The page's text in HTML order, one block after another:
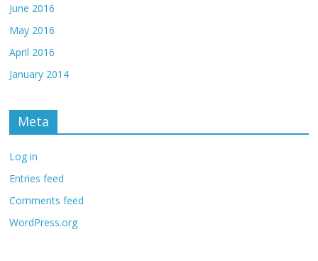
June 2016
May 2016
April 2016
January 2014
Meta
Log in
Entries feed
Comments feed
WordPress.org